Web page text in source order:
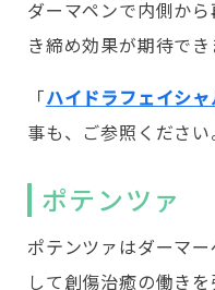
ダーマペンで内側か
き締め効果が期待でき
「ハイドラフェイシ
事も、ご参照ください
ポテンツァ
ポテンツァはダーマ
して創傷治癒の働き